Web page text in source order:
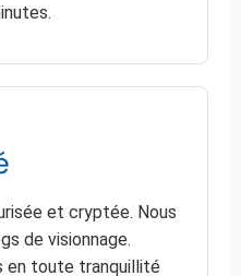
et cryptée. Nous
de visionnage.
en toute tranquillité